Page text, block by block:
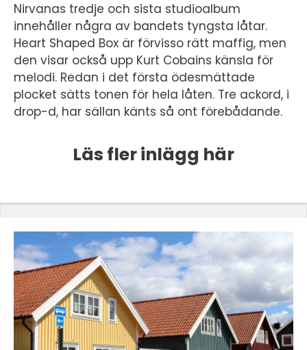
Nirvanas tredje och sista studioalbum
innehåller några av bandets tyngsta låtar.
Heart Shaped Box är förvisso rätt maffig, men
den visar också upp Kurt Cobains känsla för
melodi. Redan i det första ödesmättade
plocket sätts tonen för hela låten. Tre ackord, i
drop-d, har sällan känts så ont förebådande.
Läs fler inlägg här